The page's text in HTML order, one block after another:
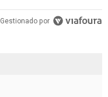
Gestionado por